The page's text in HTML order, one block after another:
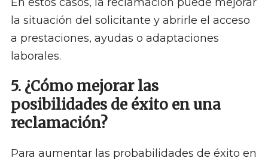
la situación del solicitante y abrirle el acceso
a prestaciones, ayudas o adaptaciones
laborales.
5. ¿Cómo mejorar las
posibilidades de éxito en una
reclamación?
Para aumentar las probabilidades de éxito en